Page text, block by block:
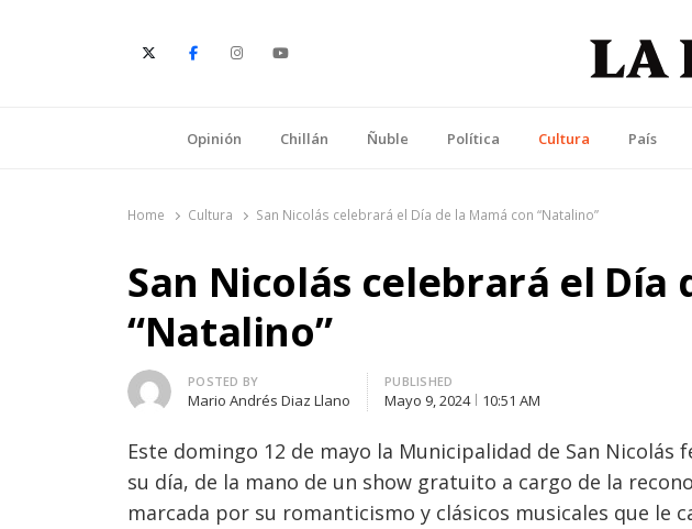
Opinión Chillán Ñuble Política Cultura País
Home Cultura San Nicolás celebrará el Día de la Mamá con “Natalino”
San Nicolás celebrará el Día
“Natalino”
Author
POSTED BY
Mario Andrés Diaz Llano
PUBLISHED
Mayo 9, 2024 10:51 AM
Este domingo 12 de mayo la Municipalidad de San Nicolás
su día, de la mano de un show gratuito a cargo de la
marcada por su romanticismo y clásicos musicales que le